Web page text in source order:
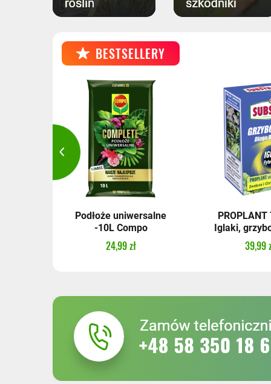
BESTSELLERY
Podłoże uniwersalne
-10L Compo
24,99 zł
PROPLANT
Iglaki,
39,99